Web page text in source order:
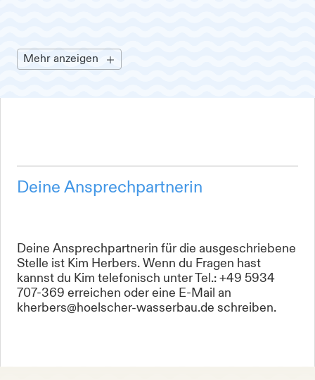
Mehr anzeigen
Deine Ansprechpartnerin
Deine Ansprechpartnerin für die ausgeschriebene
Stelle ist Kim Herbers. Wenn du Fragen hast
kannst du Kim telefonisch unter Tel.: +49 5934
707-369 erreichen oder eine E-Mail an
kherbers@hoelscher-wasserbau.de schreiben.